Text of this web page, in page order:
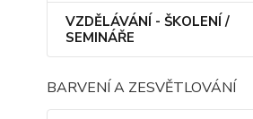
VZDĚLÁVÁNÍ - ŠKOLENÍ /
SEMINÁŘE
BARVENÍ A ZESVĚTLOVÁNÍ